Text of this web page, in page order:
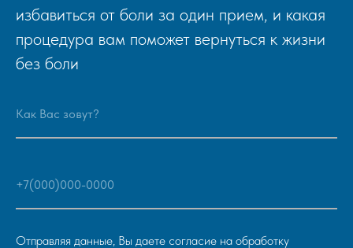
избавиться от боли за один прием, и какая
процедура вам поможет вернуться к жизни
без боли
Отправляя данные, Вы даете согласие на обработку